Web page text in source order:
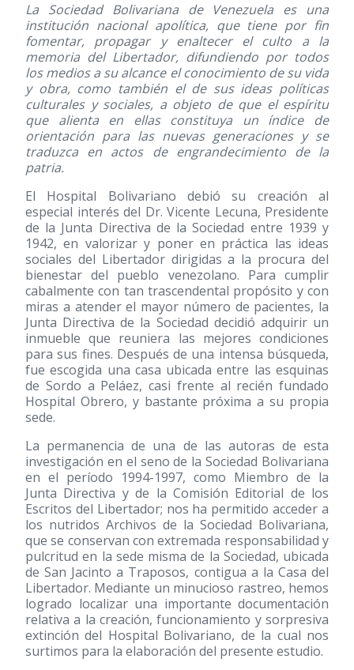
La Sociedad Bolivariana de Venezuela es una
institución nacional apolítica, que tiene por fin
fomentar, propagar y enaltecer el culto a la
memoria del Libertador, difundiendo por todos
los medios a su alcance el conocimiento de su vida
y obra, como también el de sus ideas políticas
culturales y sociales, a objeto de que el espíritu
que alienta en ellas constituya un índice de
orientación para las nuevas generaciones y se
traduzca en actos de engrandecimiento de la
patria.
El Hospital Bolivariano debió su creación al
especial interés del Dr. Vicente Lecuna, Presidente
de la Junta Directiva de la Sociedad entre 1939 y
1942, en valorizar y poner en práctica las ideas
sociales del Libertador dirigidas a la procura del
bienestar del pueblo venezolano. Para cumplir
cabalmente con tan trascendental propósito y con
miras a atender el mayor número de pacientes, la
Junta Directiva de la Sociedad decidió adquirir un
inmueble que reuniera las mejores condiciones
para sus fines. Después de una intensa búsqueda,
fue escogida una casa ubicada entre las esquinas
de Sordo a Peláez, casi frente al recién fundado
Hospital Obrero, y bastante próxima a su propia
sede.
La permanencia de una de las autoras de esta
investigación en el seno de la Sociedad Bolivariana
en el período 1994-1997, como Miembro de la
Junta Directiva y de la Comisión Editorial de los
Escritos del Libertador; nos ha permitido acceder a
los nutridos Archivos de la Sociedad Bolivariana,
que se conservan con extremada responsabilidad y
pulcritud en la sede misma de la Sociedad, ubicada
de San Jacinto a Traposos, contigua a la Casa del
Libertador. Mediante un minucioso rastreo, hemos
logrado localizar una importante documentación
relativa a la creación, funcionamiento y sorpresiva
extinción del Hospital Bolivariano, de la cual nos
surtimos para la elaboración del presente estudio.